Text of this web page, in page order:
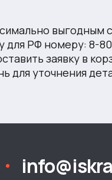
выгодным
для РФ номеру:
заявку в
для уточнения